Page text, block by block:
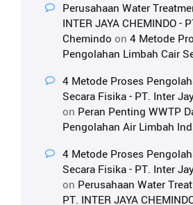
Perusahaan Water
INTER JAYA CHEMINDO -
Chemindo on 4 Metode
Pengolahan Limbah Cair
4 Metode Proses
Secara Fisika - PT. Inter
on Peran Penting WWTP
Pengolahan Air Limbah
4 Metode Proses
Secara Fisika - PT. Inter
on Perusahaan Water
PT. INTER JAYA